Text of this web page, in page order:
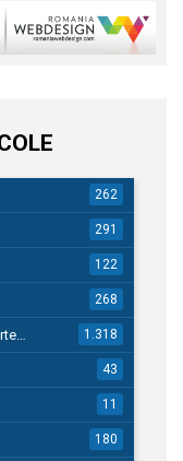
262
291
122
268
1.318
43
11
180